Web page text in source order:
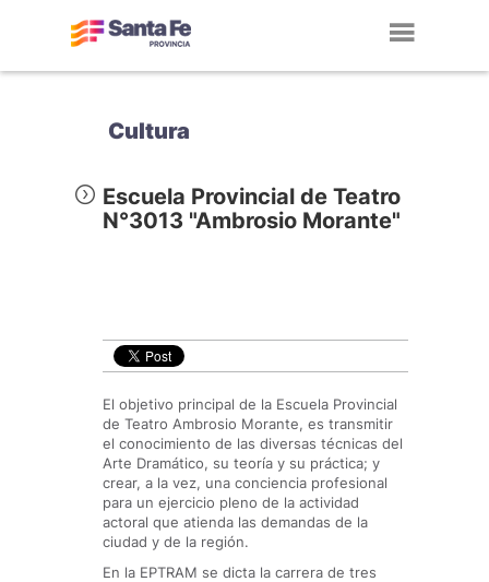
Cultura
Escuela Provincial de Teatro
N°3013 "Ambrosio Morante"
El objetivo principal de la Escuela Provincial
de Teatro Ambrosio Morante, es transmitir
el conocimiento de las diversas técnicas del
Arte Dramático, su teoría y su práctica; y
crear, a la vez, una conciencia profesional
para un ejercicio pleno de la actividad
actoral que atienda las demandas de la
ciudad y de la región.
En la EPTRAM se dicta la carrera de tres